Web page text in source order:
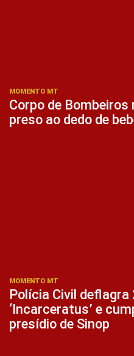
MOMENTO MT
Corpo de
preso ao dedo de
MOMENTO MT
Polícia Civil deflagra
‘Incarceratus’ e
presídio de Sinop